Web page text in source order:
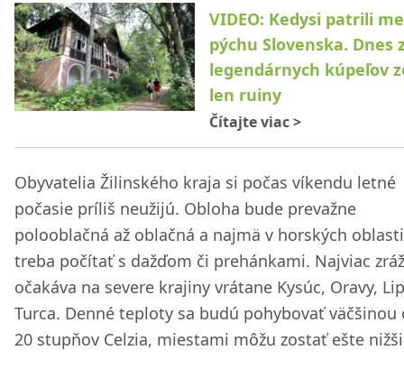
VIDEO: Kedysi patrili
pýchu Slovenska. Dnes
legendárnych kúpeľov
len ruiny
Čítajte viac>
Obyvatelia Žilinského kraja si počas víkendu letné
počasie príliš neužijú. Obloha bude prevažne
polooblačná až oblačná a najmä v horských
treba počítať s dažďom či prehánkami. Najviac
očakáva na severe krajiny vrátane Kysúc, Oravy,
Turca. Denné teploty sa budú pohybovať väčšinou
20 stupňov Celzia, miestami môžu zostať ešte